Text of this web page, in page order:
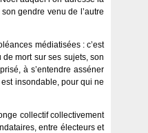
gendre venu de l’autre
médiatisées : c’est
mort sur ses sujets, son
à s’entendre asséner
insondable, pour qui ne
collectif collectivement
entre électeurs et